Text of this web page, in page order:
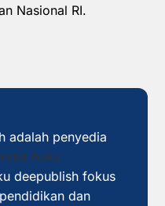
Nasional RI.
adalah penyedia
buku
deepublish fokus
dan